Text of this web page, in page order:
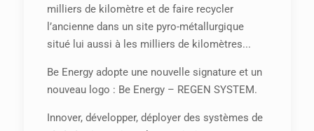
milliers de kilomètre et de faire recycler
l’ancienne dans un site pyro-métallurgique
situé lui aussi à les milliers de kilomètres...
Be Energy adopte une nouvelle signature et un
nouveau logo : Be Energy – REGEN SYSTEM.
Innover, développer, déployer des systèmes de